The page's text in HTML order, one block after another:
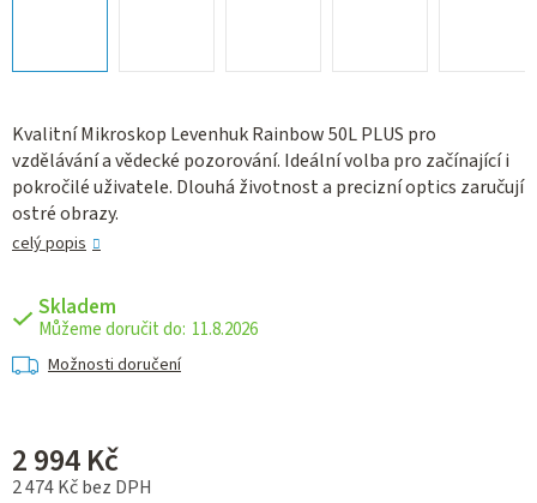
Kvalitní Mikroskop Levenhuk Rainbow 50L PLUS pro
vzdělávání a vědecké pozorování. Ideální volba pro začínající i
pokročilé uživatele. Dlouhá životnost a precizní optics zaručují
ostré obrazy.
celý popis
Skladem
11.8.2026
Možnosti doručení
2 994 Kč
2 474 Kč bez DPH